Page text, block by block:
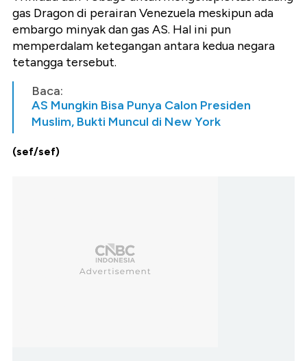
gas Dragon di perairan Venezuela meskipun ada
embargo minyak dan gas AS. Hal ini pun
memperdalam ketegangan antara kedua negara
tetangga tersebut.
Baca:
AS Mungkin Bisa Punya Calon Presiden
Muslim, Bukti Muncul di New York
(sef/sef)